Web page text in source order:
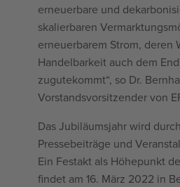
erneuerbare und
skalierbaren
erneuerbarem Strom, deren
Handelbarkeit auch dem
zugutekommt“, so Dr.
Vorstandsvorsitzender von
Das Jubiläumsjahr wird
Pressebeiträge und
Ein Festakt als Höhepunkt
findet am 16. März 2022 in